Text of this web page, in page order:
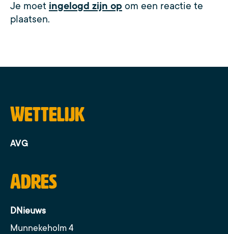
Je moet ingelogd zijn op om een reactie te
plaatsen.
Wettelijk
AVG
Adres
DNieuws
Munnekeholm 4